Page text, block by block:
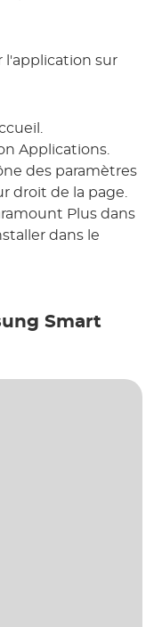
l'application sur
Applications.
des paramètres
droit de la page.
Plus dans
dans le
Smart